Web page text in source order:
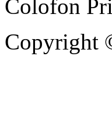
Colofon
Copyright